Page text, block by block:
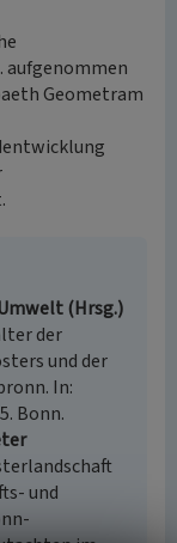
aufgenommen
Geometram
(Hrsg.)
der
und der
In:
Bonn.
und